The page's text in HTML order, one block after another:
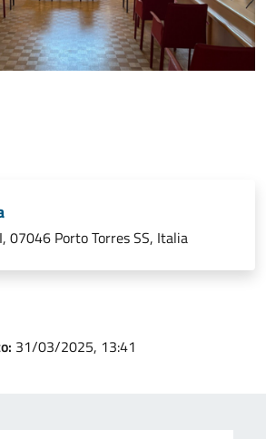
07046 Porto Torres SS, Italia
31/03/2025, 13:41